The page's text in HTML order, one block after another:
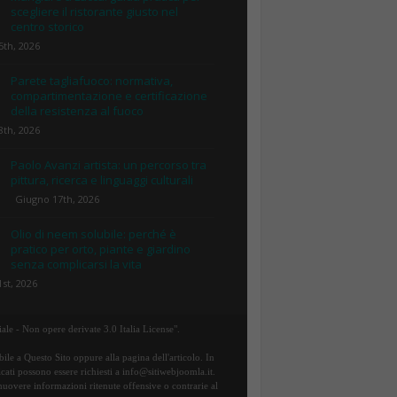
scegliere il ristorante giusto nel
centro storico
2026
Parete tagliafuoco: normativa,
compartimentazione e certificazione
della resistenza al fuoco
2026
Paolo Avanzi artista: un percorso tra
pittura, ricerca e linguaggi culturali
Giugno 17th, 2026
Olio di neem solubile: perché è
pratico per orto, piante e giardino
senza complicarsi la vita
2026
- Non opere derivate 3.0 Italia License".
a Questo Sito oppure alla pagina dell'articolo. In
possono essere richiesti a info@sitiwebjoomla.it.
informazioni ritenute offensive o contrarie al